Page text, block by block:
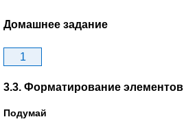
Домашнее задание
1
3.3. Форматирование
Подумай